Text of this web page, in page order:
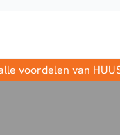
voordelen van